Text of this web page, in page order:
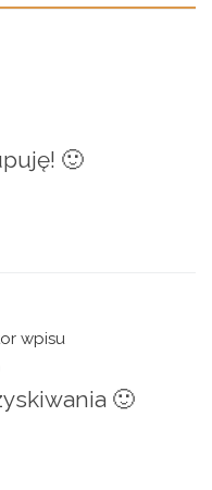
🙂
wpisu
🙂